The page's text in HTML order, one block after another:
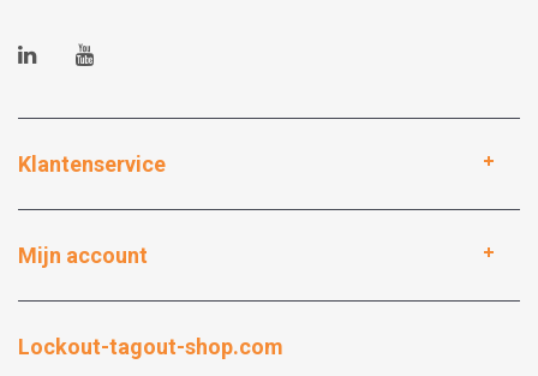
Klantenservice
Mijn account
Lockout-tagout-shop.com